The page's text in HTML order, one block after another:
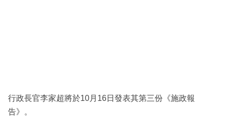
區
行政長官李家超將於10月16日發表其第三份《施政報
告》。